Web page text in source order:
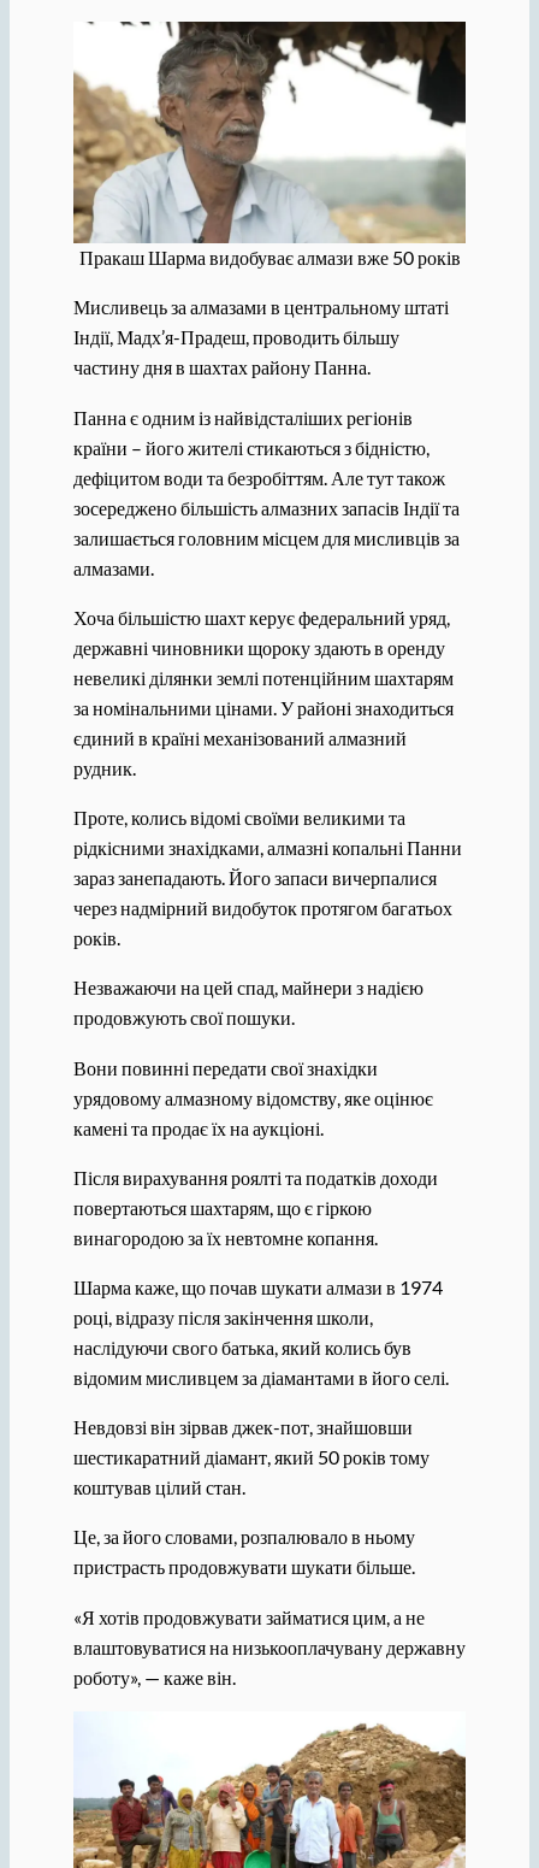
Пракаш Шарма видобуває алмази вже 50 років
Мисливець за алмазами в центральному штаті
Індії, Мадх’я-Прадеш, проводить більшу
частину дня в шахтах району Панна.
Панна є одним із найвідсталіших регіонів
країни – його жителі стикаються з бідністю,
дефіцитом води та безробіттям. Але тут також
зосереджено більшість алмазних запасів Індії та
залишається головним місцем для мисливців за
алмазами.
Хоча більшістю шахт керує федеральний уряд,
державні чиновники щороку здають в оренду
невеликі ділянки землі потенційним шахтарям
за номінальними цінами. У районі знаходиться
єдиний в країні механізований алмазний
рудник.
Проте, колись відомі своїми великими та
рідкісними знахідками, алмазні копальні Панни
зараз занепадають. Його запаси вичерпалися
через надмірний видобуток протягом багатьох
років.
Незважаючи на цей спад, майнери з надією
продовжують свої пошуки.
Вони повинні передати свої знахідки
урядовому алмазному відомству, яке оцінює
камені та продає їх на аукціоні.
Після вирахування роялті та податків доходи
повертаються шахтарям, що є гіркою
винагородою за їх невтомне копання.
Шарма каже, що почав шукати алмази в 1974
році, відразу після закінчення школи,
наслідуючи свого батька, який колись був
відомим мисливцем за діамантами в його селі.
Невдовзі він зірвав джек-пот, знайшовши
шестикаратний діамант, який 50 років тому
коштував цілий стан.
Це, за його словами, розпалювало в ньому
пристрасть продовжувати шукати більше.
«Я хотів продовжувати займатися цим, а не
влаштовуватися на низькооплачувану державну
роботу», — каже він.